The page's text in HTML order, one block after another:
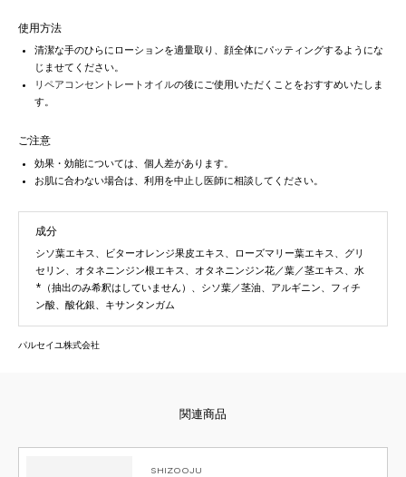
使用方法
清潔な手のひらにローションを適量取り、顔全体にパッティングするようにな
じませてください。
リペアコンセントレートオイルの後にご使用いただくことをおすすめいたしま
す。
ご注意
効果・効能については、個人差があります。
お肌に合わない場合は、利用を中止し医師に相談してください。
成分
シソ葉エキス、ビターオレンジ果皮エキス、ローズマリー葉エキス、グリ
セリン、オタネニンジン根エキス、オタネニンジン花／葉／茎エキス、水
*（抽出のみ希釈はしていません）、シソ葉／茎油、アルギニン、フィチ
ン酸、酸化銀、キサンタンガム
パルセイユ株式会社
SHIZOOJU